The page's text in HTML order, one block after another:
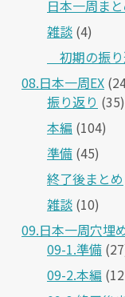
日本一周ま
雑談 (4)
＿初期の振
08.日本一周EX
振り返り (35)
本編 (104)
準備 (45)
終了後まとめ
雑談 (10)
09.日本一周穴埋
09-1.準備
09-2.本編